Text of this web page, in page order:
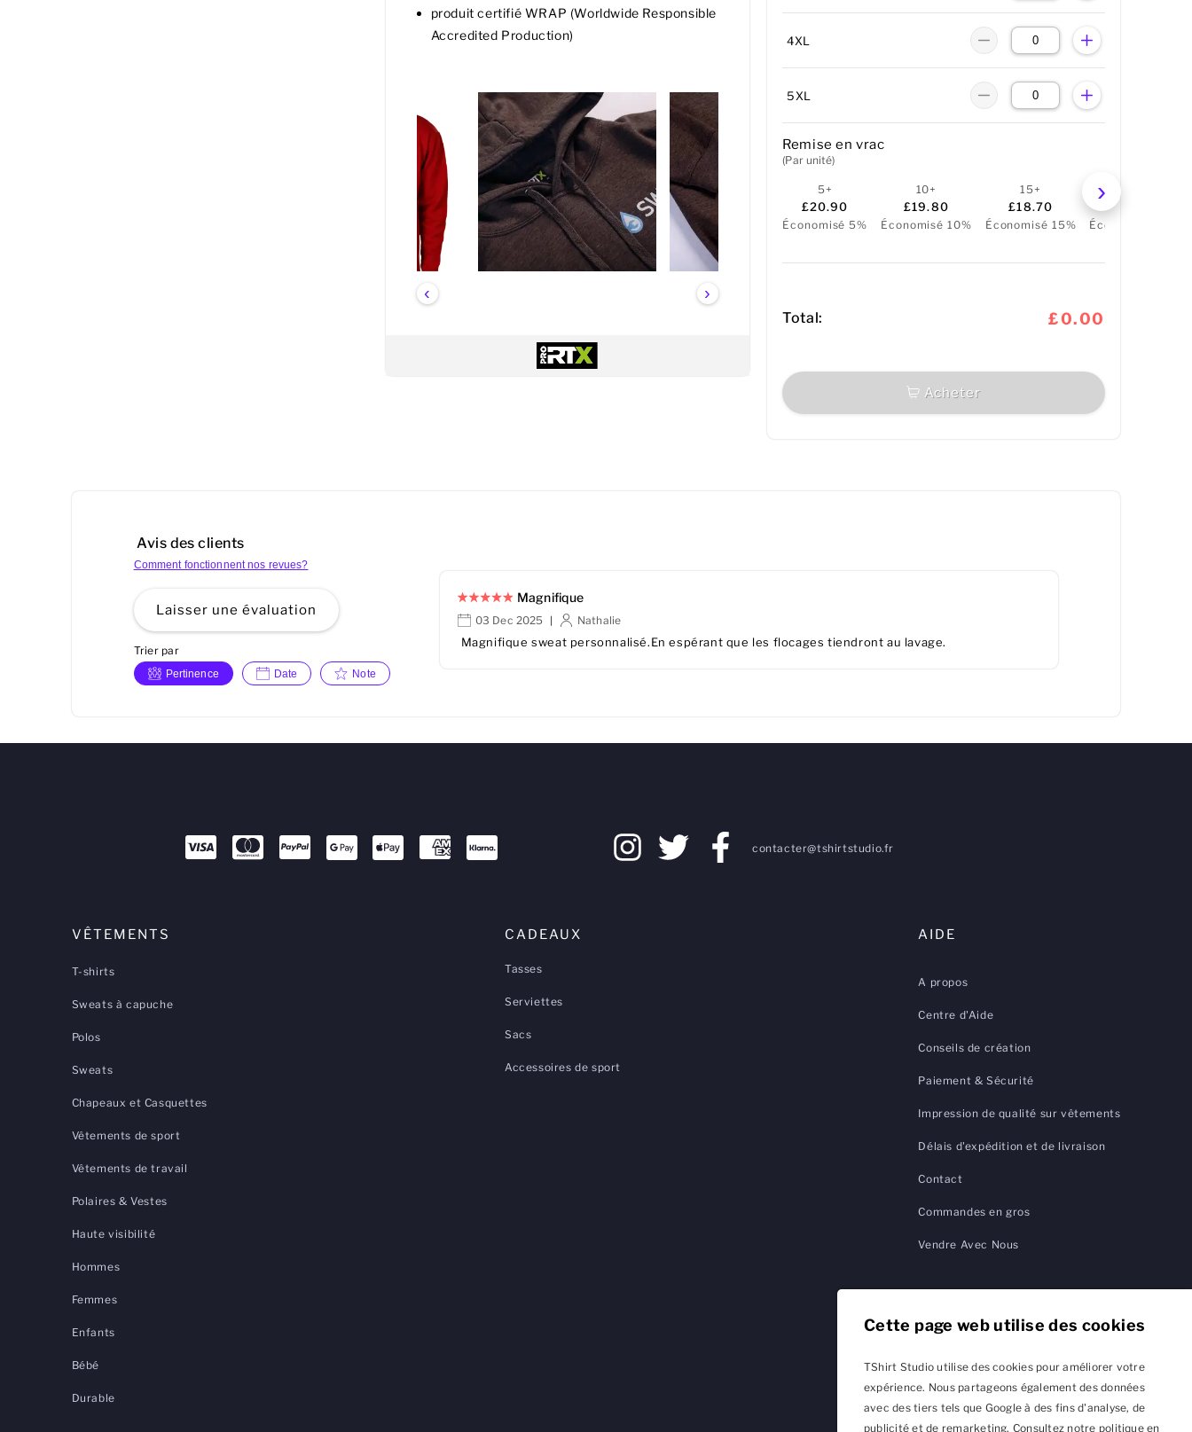
Cette page web utilise des cookies
TShirt Studio utilise des cookies pour améliorer votre
expérience. Nous partageons également des données
avec des tiers tels que Google à des fins d'analyse, de
publicité et de remarketing. Consultez notre politique en
produit certifié WRAP (Worldwide Responsible
Accredited Production)
‹ ›
4XL
5XL
Remise en vrac
(Par unité)
5+
£20.90
Économisé 5%
10+
£19.80
Économisé 10%
15+
£18.70
Économisé 15%
£17.60
Économisé 20%
Total: £0.00
Acheter
Avis des clients
Comment fonctionnent nos revues?
Laisser une évaluation
Trier par
Pertinence Date Note
Magnifique
03 Dec 2025 Nathalie
Magnifique sweat personnalisé.En espérant que les flocages tiendront au lavage.
contacter@tshirtstudio.fr
VÊTEMENTS
T-shirts
Sweats à capuche
Polos
Sweats
Chapeaux et Casquettes
Vêtements de sport
Vêtements de travail
Polaires & Vestes
Haute visibilité
Hommes
Femmes
Enfants
Bébé
Durable
CADEAUX
Tasses
Serviettes
Sacs
Accessoires de sport
AIDE
A propos
Centre d'Aide
Conseils de création
Paiement & Sécurité
Impression de qualité sur vêtements
Délais d'expédition et de livraison
Contact
Commandes en gros
Vendre Avec Nous